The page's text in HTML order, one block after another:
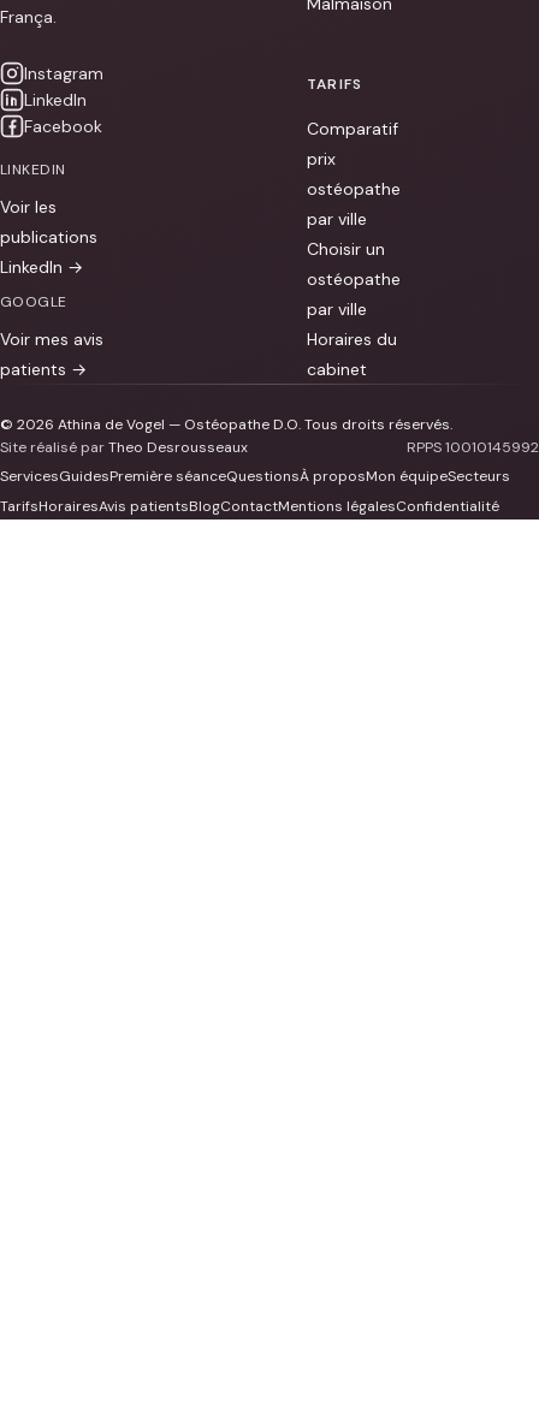
França.
Instagram
LinkedIn
Facebook
LINKEDIN
Voir les
publications
LinkedIn →
GOOGLE
Voir mes avis
patients →
TARIFS
Comparatif
prix
ostéopathe
par ville
Choisir un
ostéopathe
par ville
Horaires du
cabinet
© 2026 Athina de Vogel — Ostéopathe D.O. Tous droits réservés.
Site réalisé parTheo Desrousseaux
RPPS 10010145992
ServicesGuidesPremière séanceQuestionsÀ proposMon équipeSecteurs
TarifsHorairesAvis patientsBlogContactMentions légalesConfidentialité